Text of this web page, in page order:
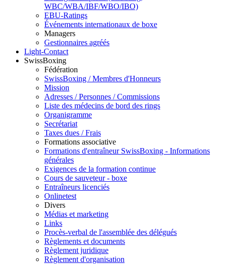
WBC/WBA/IBF/WBO/IBO)
EBU-Ratings
Événements internationaux de boxe
Managers
Gestionnaires agréés
Light-Contact
SwissBoxing
Fédération
SwissBoxing / Membres d'Honneurs
Mission
Adresses / Personnes / Commissions
Liste des médecins de bord des rings
Organigramme
Secrétariat
Taxes dues / Frais
Formations associative
Formations d'entraîneur SwissBoxing - Informations
générales
Exigences de la formation continue
Cours de sauveteur - boxe
Entraîneurs licenciés
Onlinetest
Divers
Médias et marketing
Links
Procès-verbal de l'assemblée des délégués
Règlements et documents
Règlement juridique
Règlement d'organisation